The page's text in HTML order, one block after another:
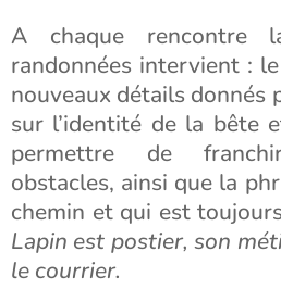
A chaque rencontre
randonnées intervient :
nouveaux détails donnés
sur l’identité de la bête
permettre de
obstacles, ainsi que la
chemin et qui est
Lapin est postier, son
le courrier.